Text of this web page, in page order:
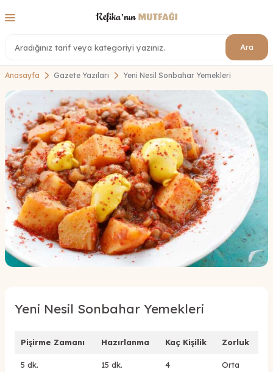
Ara
Anasayfa Gazete Yazıları Yeni Nesil Sonbahar Yemekleri
Yeni Nesil Sonbahar Yemekleri
Pişirme Zamanı Hazırlanma Kaç Kişilik Zorluk
5 dk. 15 dk. 4 Orta